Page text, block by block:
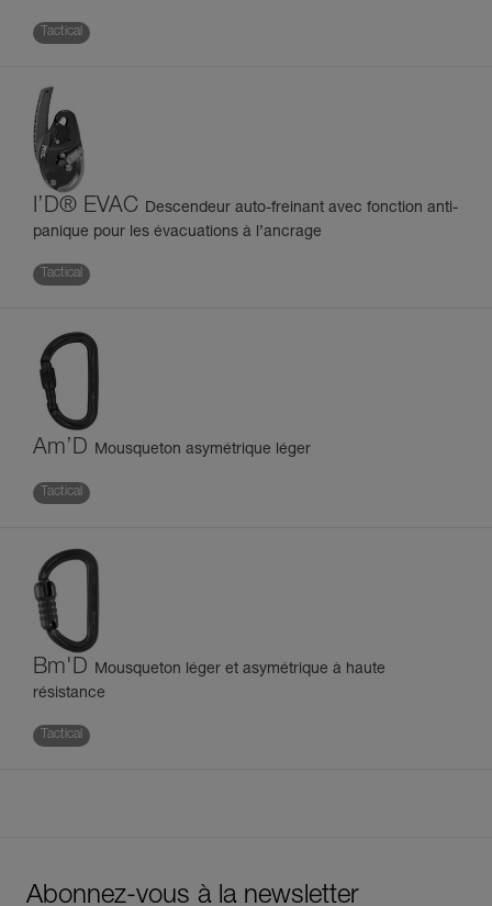
Tactical
I’D® EVAC Descendeur auto-freinant avec fonction anti-
panique pour les évacuations à l’ancrage
Tactical
Am’D Mousqueton asymétrique léger
Tactical
Bm'D Mousqueton léger et asymétrique à haute
résistance
Tactical
Abonnez-vous à la newsletter